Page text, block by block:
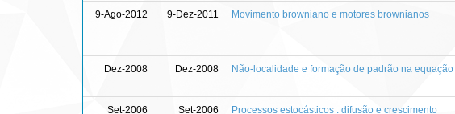
9-Ago-2012 9-Dez-2011 Movimento browniano e motores brownianos
Dez-2008 Dez-2008 Não-localidade e formação de padrão na
Set-2006 Set-2006 Processos estocásticos : difusão e crescimento